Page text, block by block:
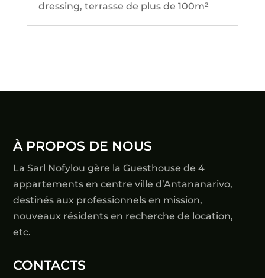
dressing, terrasse de plus de 100m²
À PROPOS DE NOUS
La Sarl Nofylou gère la Guesthouse de 4
appartements en centre ville d’Antananarivo,
destinés aux professionnels en mission,
nouveaux résidents en recherche de location,
etc.
CONTACTS